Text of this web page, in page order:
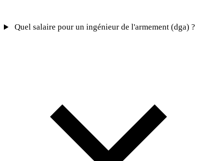
Quel salaire pour un ingénieur de l'armement (dga) ?